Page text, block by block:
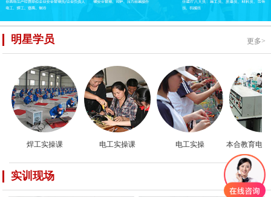
明星学员 更多>
焊工实操课 电工实操课 电工实操 本合教育电工
实训现场 更多>